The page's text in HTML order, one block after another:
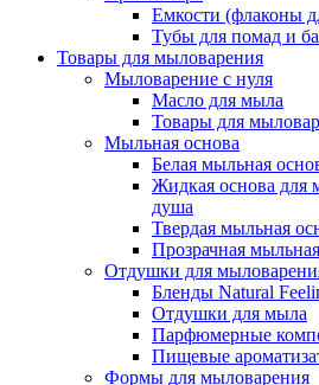
Емкости (флаконы
Тубы для помад и
Товары для мыловарения
Мыловарение с нуля
Масло для мыла
Товары для
Мыльная основа
Белая мыльная
Жидкая основа для
душа
Твердая мыльная
Прозрачная
Отдушки для
Бленды Natural
Отдушки для мыла
Парфюмерные
Пищевые
Формы для мыловарения